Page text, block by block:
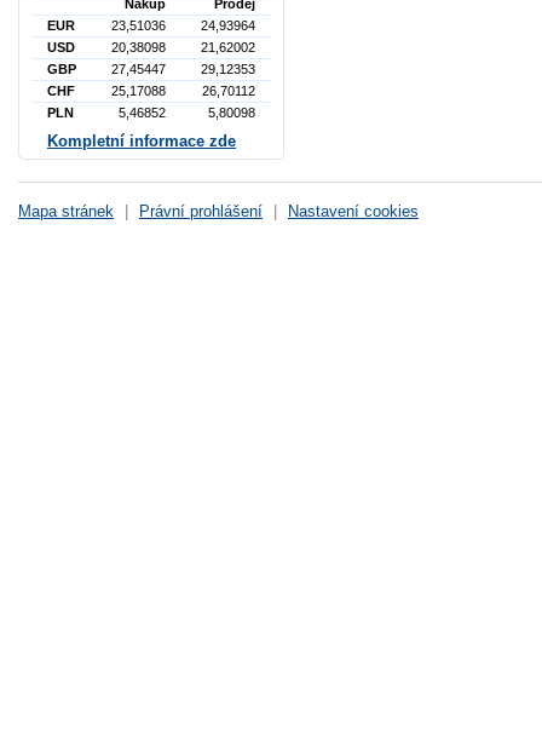
Nákup
Prodej
EUR
23,51036
24,93964
USD
20,38098
21,62002
GBP
27,45447
29,12353
CHF
25,17088
26,70112
PLN
5,46852 5,80098
Kompletní informace zde
Mapa stránek Právní prohlášení Nastavení cookies